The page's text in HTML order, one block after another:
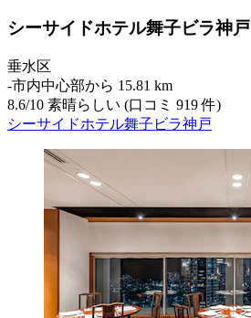
シーサイドホテル舞子ビラ神戸
垂水区
‐市内中心部から 15.81 km
8.6/10 素晴らしい (口コミ 919 件)
シーサイドホテル舞子ビラ神戸